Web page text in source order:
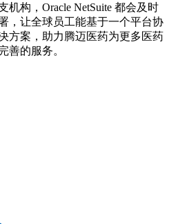
机构，Oracle NetSuite 都会及时
，让全球员工能基于一个平台协
方案，助力腾迈医药为更多医药
善的服务。